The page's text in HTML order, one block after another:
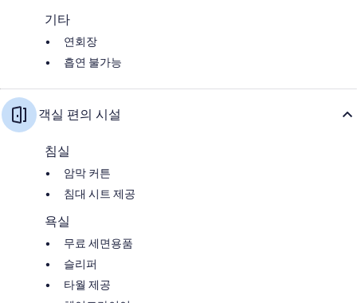
기타
연회장
흡연 불가능
객실 편의 시설
침실
암막 커튼
침대 시트 제공
욕실
무료 세면용품
슬리퍼
타월 제공